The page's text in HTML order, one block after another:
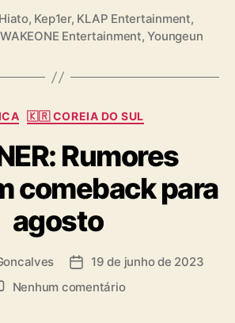
Hiato, Kep1er, KLAP Entertainment,
WAKEONE Entertainment,Youngeun
C
e
g
o
r
i
🇰🇷 COREIA DO SUL
Rumores
comeback para
agosto
D 19 de junho de 2023
Nenhum comentárioe